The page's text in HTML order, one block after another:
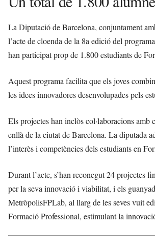
La Diputació de Barcelona, conjuntament
l’acte de cloenda de la 8a edició del programa
han participat prop de 1.800 estudiants de
Aquest programa facilita que els joves
les idees innovadores desenvolu­pades pels
Els projectes han inclòs col·laboracions
enllà de la ciutat de Barcelona. La diputada
l’interès i competències dels estudiants en
Durant l’acte, s’han reconegut 24 projectes
per la seva innovació i viabilitat, i els
MetròpolisFPLab, al llarg de les seves vuit
Formació Professional, estimulant la